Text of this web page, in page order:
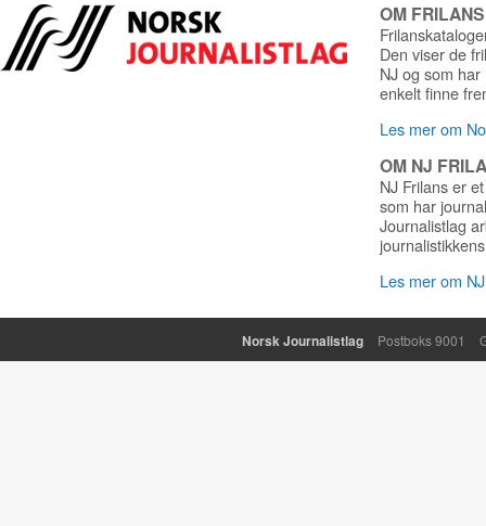
OM
Den viser de
NJ og som
enkelt finne
Les mer om
OM NJ
NJ Frilans er
som har
Journalistlag
Les mer om
Norsk Journalistlag Postboks 9001